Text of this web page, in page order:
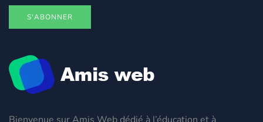
Bienvenue sur Amis Web dédié à l’éducation et à
S'ABONNER